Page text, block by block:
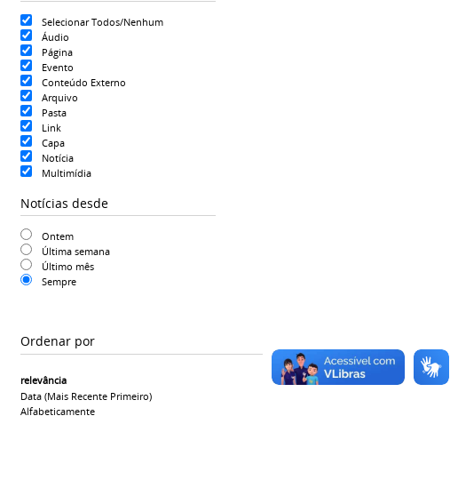
Selecionar Todos/Nenhum
Áudio
Página
Evento
Conteúdo Externo
Arquivo
Pasta
Link
Capa
Notícia
Multimídia
Notícias desde
Ontem
Última semana
Último mês
Sempre
Ordenar por
relevância
Data (mais Recente Primeiro)
Alfabeticamente